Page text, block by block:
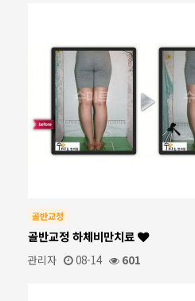
골반교정
골반교정 하체비만치료
관리자 08-14 601